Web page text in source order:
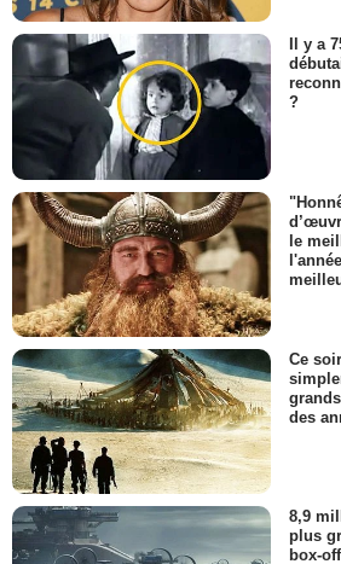
Il y a
?
le
Ce
des
8,9
plus
box-